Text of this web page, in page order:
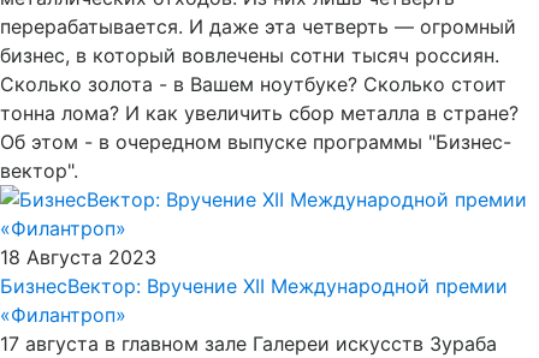
перерабатывается. И даже эта четверть — огромный
бизнес, в который вовлечены сотни тысяч россиян.
Сколько золота - в Вашем ноутбуке? Сколько стоит
тонна лома? И как увеличить сбор металла в стране?
Об этом - в очередном выпуске программы "Бизнес-
вектор".
18 Августа 2023
БизнесВектор: Вручение XII Международной премии
«Филантроп»
17 августа в главном зале Галереи искусств Зураба